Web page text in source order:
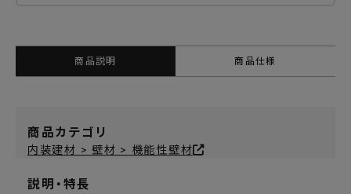
商品説明 商品仕様
商品カテゴリ
内装建材 > 壁材 > 機能性壁材
説明・特長